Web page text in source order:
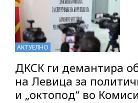
АКТУЕЛНО
ДКСК ги демантира
на Левица за
и „октопод“ во